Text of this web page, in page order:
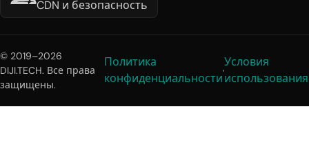
CDN и безопасность
© 2019–2026
DIJI.TECH. Все права
защищены.
Политика
конфиденциальности
Условия
использования